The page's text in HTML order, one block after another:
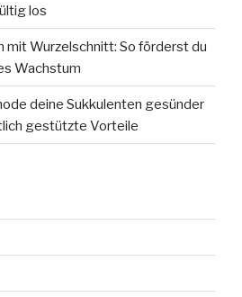
los
mit Wurzelschnitt: So förderst du
Wachstum
deine Sukkulenten gesünder
gestützte Vorteile